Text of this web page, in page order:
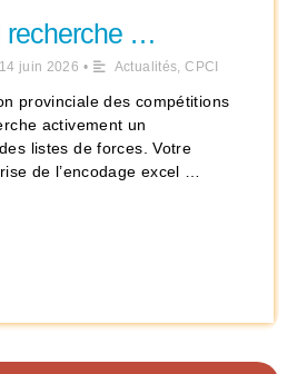
recherche …
14 juin 2026 • Actualités,CPCI
provinciale des compétitions
activement un
listes de forces. Votre
de l’encodage excel …